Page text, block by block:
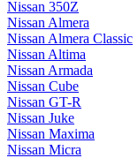
Nissan 350Z
Nissan Almera
Nissan Almera Classic
Nissan Altima
Nissan Armada
Nissan Cube
Nissan GT-R
Nissan Juke
Nissan Maxima
Nissan Micra